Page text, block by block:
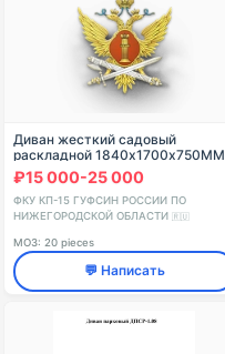
Диван жесткий садовый
раскладной 1840х1700х750ММ
₽15 000-25 000
ФКУ КП-15 ГУФСИН РОССИИ ПО
НИЖЕГОРОДСКОЙ ОБЛАСТИ 🇷🇺
МОЗ: 20 pieces
💬 Написать